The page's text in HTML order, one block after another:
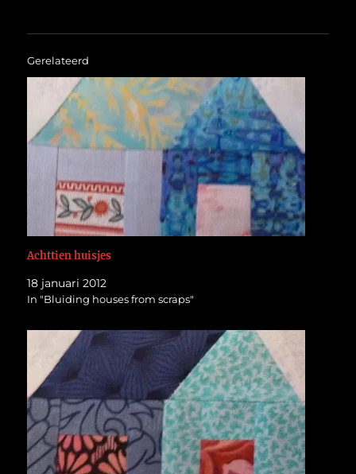
Gerelateerd
Achttien huisjes
18 januari 2012
In "Bluiding houses from scraps"